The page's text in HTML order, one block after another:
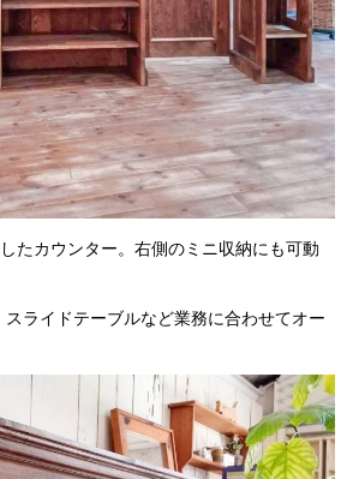
たカウンター。右側のミニ収納にも可動
ライドテーブルなど業務に合わせてオー